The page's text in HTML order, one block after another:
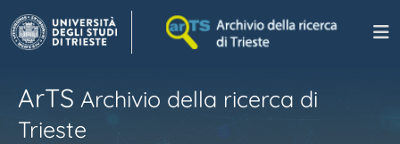
ArTS Archivio della ricerca di
Trieste